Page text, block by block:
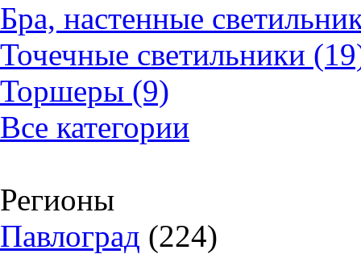
Бра, настенные
Точечные светильники
Торшеры (9)
Все категории
Регионы
Павлоград (224)